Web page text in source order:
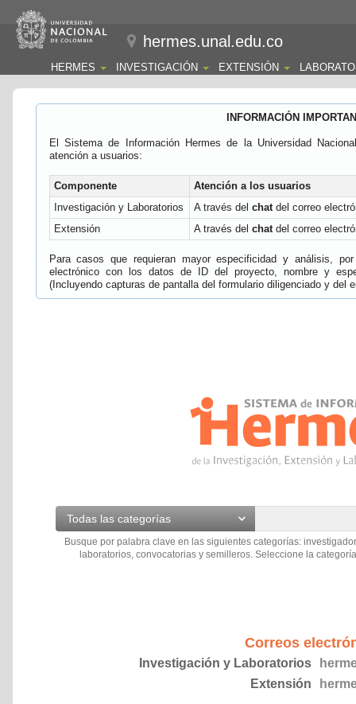
hermes.unal.edu.co
HERMES INVESTIGACIÓN EXTENSIÓN
INFORMACIÓN
El Sistema de Información Hermes de la Universidad
atención a usuarios:
Componente
Atención a los usuarios
Investigación y Laboratorios
A través del chatdel correo
Extensión
A través del chatdel correo
Para casos que requieran mayor especificidad y análisis,
electrónico con los datos de ID del proyecto, nombre y
(Incluyendo capturas de pantalla del formulario diligenciado y del
Todas las categorías
Busque por palabra clave en las siguientes categorías:
laboratorios, convocatorias y semilleros. Seleccione la
Correos
Investigación y Laboratorios
Extensión